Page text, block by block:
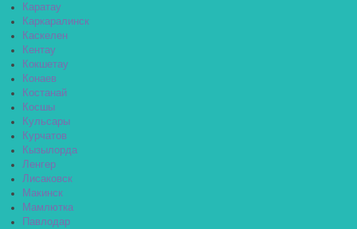
Каратау
Каркаралинск
Каскелен
Кентау
Кокшетау
Конаев
Костанай
Косшы
Кульсары
Курчатов
Кызылорда
Ленгер
Лисаковск
Макинск
Мамлютка
Павлодар